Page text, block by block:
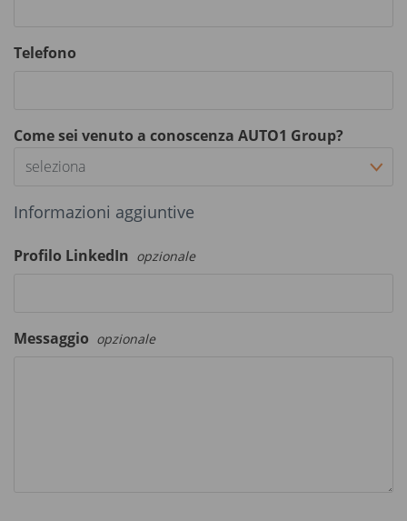
Telefono
Come sei venuto a conoscenza AUTO1 Group?
seleziona
Informazioni aggiuntive
Profilo LinkedIn opzionale
Messaggio opzionale